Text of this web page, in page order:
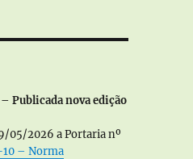
Publicada nova edição
05/2026 a Portaria nº
– Norma